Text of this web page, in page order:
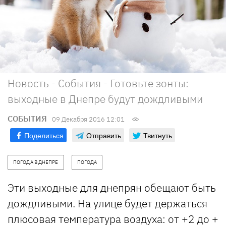
Новость - События - Готовьте зонты:
выходные в Днепре будут дождливыми
СОБЫТИЯ 09 Декабря 2016 12:01
Поделиться Отправить Твитнуть
ПОГОДА В ДНЕПРЕ ПОГОДА
Эти выходные для днепрян обещают быть
дождливыми. На улице будет держаться
плюсовая температура воздуха: от +2 до +